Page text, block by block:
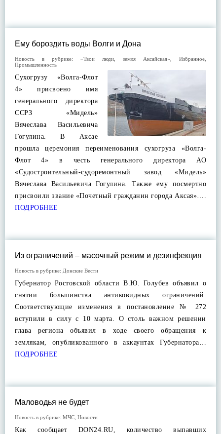
Ему бороздить воды Волги и Дона
Новость в рубрике: «Твои люди, земля Аксайская» Избранное
Промышленность
Сухогрузу «Волга-Флот
4» присвоено имя
генерального директора
ССРЗ «Мидель»
Вячеслава Васильевича
Гогулина. В Аксае
прошла церемония переименования сухогруза «Волга-
Флот 4» в честь генерального директора АО
«Судостроительный-судоремонтный завод «Мидель»
Вячеслава Васильевича Гогулина. Также ему посмертно
присвоили звание «Почетный гражданин города Аксая»….
ПОДРОБНЕЕ
Из ограничений – масочный режим и дезинфекция
Новость в рубрике: Донские Вести
Губернатор Ростовской области В.Ю. Голубев объявил о
снятии большинства антиковидных ограничений.
Соответствующие изменения в постановление № 272
вступили в силу с 10 марта. О столь важном решении
глава региона объявил в ходе своего обращения к
землякам, опубликованного в аккаунтах Губернатора…
ПОДРОБНЕЕ
Маловодья не будет
Новость в рубрике: МЧС Новости
Как сообщает DON24.RU, количество выпавших